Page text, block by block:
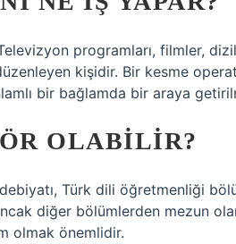
programları, filmler,
kişidir. Bir kesme
bir bağlamda bir araya
OLABILIR?
Türk dili öğretmenliği
diğer bölümlerden mezun
olmak önemlidir.